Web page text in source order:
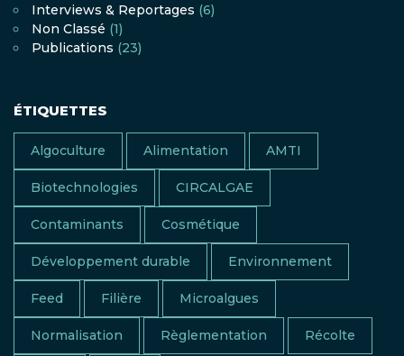
Interviews & Reportages (6)
Non Classé (1)
Publications (23)
ÉTIQUETTES
Algoculture Alimentation AMTI
Biotechnologies CIRCALGAE
Contaminants Cosmétique
Développement durable Environnement
Feed Filière Microalgues
Normalisation Règlementation Récolte